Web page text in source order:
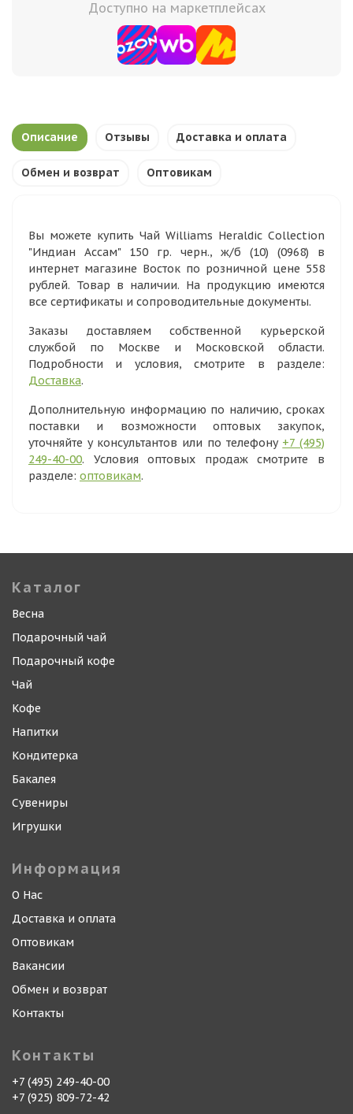
Доступно на маркетплейсах
Описание Отзывы Доставка и оплата
Обмен и возврат Оптовикам
Вы можете купить Чай Williams Heraldic Collection
"Индиан Ассам" 150 гр. черн., ж/б (10) (0968) в
интернет магазине Восток по розничной цене 558
рублей. Товар в наличии. На продукцию имеются
все сертификаты и сопроводительные документы.
Заказы доставляем собственной курьерской
службой по Москве и Московской области.
Подробности и условия, смотрите в разделе:
Доставка.
Дополнительную информацию по наличию, сроках
поставки и возможности оптовых закупок,
уточняйте у консультантов или по телефону +7 (495)
249-40-00. Условия оптовых продаж смотрите в
разделе: оптовикам.
Каталог
Весна
Подарочный чай
Подарочный кофе
Чай
Кофе
Напитки
Кондитерка
Бакалея
Сувениры
Игрушки
Информация
О Нас
Доставка и оплата
Оптовикам
Вакансии
Обмен и возврат
Контакты
Контакты
+7 (495) 249-40-00
+7 (925) 809-72-42